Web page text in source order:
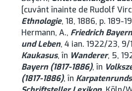
[cuvânt înainte de Rudolf
Ethnologie, 18, 1886, p. 189-
Hermann, A., Friedrich
und Leben, 4 ian. 1922/23, 9/
Kaukasus, în Wanderer, 5,
Bayern (1817-1886), în
(1817-1886), în